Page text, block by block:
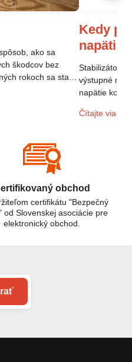
ako sa
škodcov bez
rokoch sa stali
Kedy
napätia
Stabilizátor
výstupné
napätie
sieti. Ak
Čítajte viac
obchod
certifikátu "Bezpečný
od Slovenskej asociácie pre
elektronický obchod.